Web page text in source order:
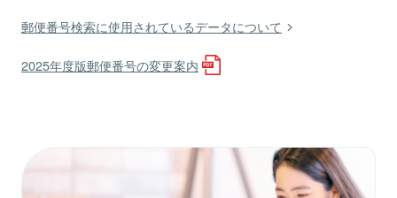
郵便番号検索に使用されているデータについて
2025年度版郵便番号の変更案内